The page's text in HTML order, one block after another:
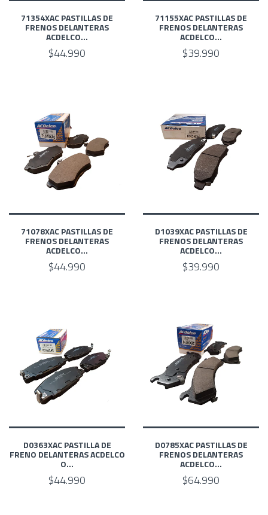
71354XAC PASTILLAS DE
FRENOS DELANTERAS
ACDELCO...
$44.990
71155XAC PASTILLAS DE
FRENOS DELANTERAS
ACDELCO...
$39.990
71078XAC PASTILLAS DE
FRENOS DELANTERAS
ACDELCO...
$44.990
D1039XAC PASTILLAS DE
FRENOS DELANTERAS
ACDELCO...
$39.990
D0363XAC PASTILLA DE
FRENO DELANTERAS ACDELCO
O...
$44.990
D0785XAC PASTILLAS DE
FRENOS DELANTERAS
ACDELCO...
$64.990